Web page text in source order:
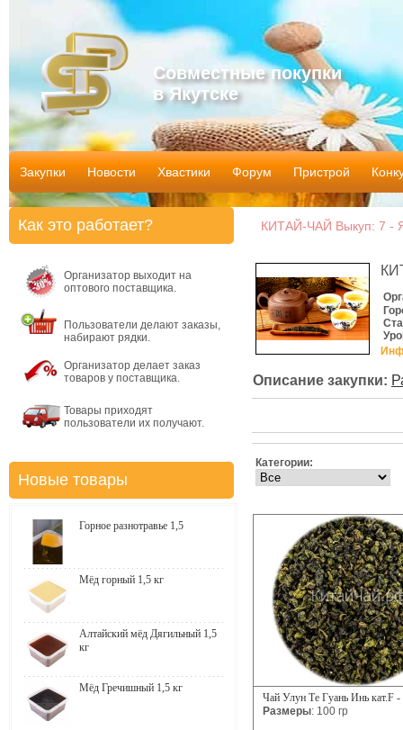
Совместные покупки
в Якутске
Закупки Новости Хвастики Форум Пристрой
КИТАЙ-ЧАЙ Выкуп: 7 -
Описание закупки:
Категории:
Чай Улун Те Гуань Инь кат.F -
Размеры: 100 гр
Как это работает?
Организатор выходит на
оптового поставщика.
Пользователи делают заказы,
набирают рядки.
Организатор делает заказ
товаров у поставщика.
Товары приходят
пользователи их получают.
Новые товары
Горное разнотравье 1,5
Мёд горный 1,5 кг
Алтайский мёд Дягильный 1,5
кг
Мёд Гречишный 1,5 кг